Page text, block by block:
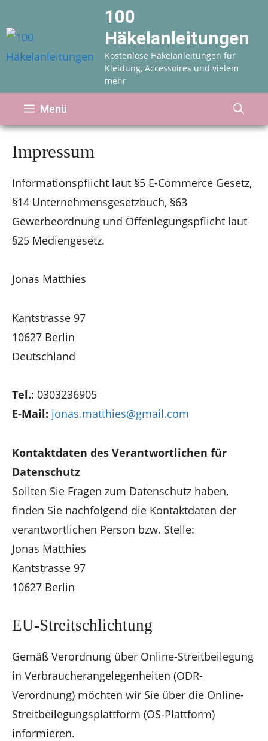
Inhalt
100
Häkelanleitungen
Kostenlose Häkelanleitungen für
Kleidung, Accessoires und vielem
mehr
Menü
Impressum
Informationspflicht laut §5 E-Commerce Gesetz,
§14 Unternehmensgesetzbuch, §63
Gewerbeordnung und Offenlegungspflicht laut
§25 Mediengesetz.
Jonas Matthies
Kantstrasse 97
10627 Berlin
Deutschland
Tel.: 0303236905
E-Mail: jonas.matthies@gmail.com
Kontaktdaten des Verantwortlichen für
Datenschutz
Sollten Sie Fragen zum Datenschutz haben,
finden Sie nachfolgend die Kontaktdaten der
verantwortlichen Person bzw. Stelle:
Jonas Matthies
Kantstrasse 97
10627 Berlin
EU-Streitschlichtung
Gemäß Verordnung über Online-Streitbeilegung
in Verbraucherangelegenheiten (ODR-
Verordnung) möchten wir Sie über die Online-
Streitbeilegungsplattform (OS-Plattform)
informieren.